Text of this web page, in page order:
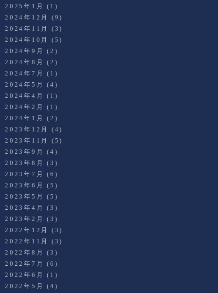
2025年1月
(1)
2024年12月
(9)
2024年11月
(3)
2024年10月
(5)
2024年9月
(2)
2024年8月
(2)
2024年7月
(1)
2024年5月
(4)
2024年4月
(1)
2024年2月
(1)
2024年1月
(2)
2023年12月
(4)
2023年11月
(5)
2023年9月
(4)
2023年8月
(3)
2023年7月
(6)
2023年6月
(5)
2023年5月
(5)
2023年4月
(3)
2023年2月
(3)
2022年12月
(3)
2022年11月
(3)
2022年8月
(3)
2022年7月
(6)
2022年6月
(1)
2022年5月
(4)